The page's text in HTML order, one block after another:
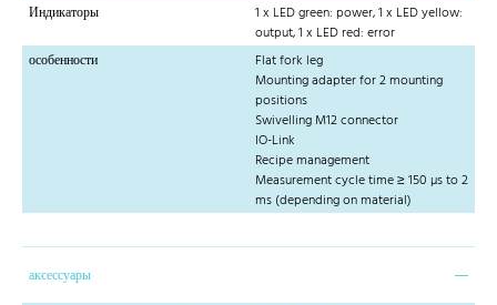
Индикаторы
1 x LED green: power, 1 x LED yellow:
output, 1 x LED red: error
особенности
Flat fork leg
Mounting adapter for 2 mounting
positions
Swivelling M12 connector
IO-Link
Recipe management
Measurement cycle time ≥ 150 µs to 2
ms (depending on material)
аксессуары